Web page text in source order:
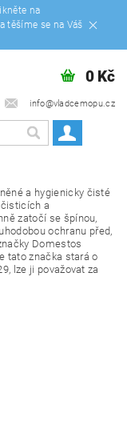
na
těšíme se na Váš
info@vladcemopu.cz
0 Kč
a hygienicky čisté
a
zatočí se špínou,
ochranu před,
Domestos
tato značka stará o
lze ji považovat za